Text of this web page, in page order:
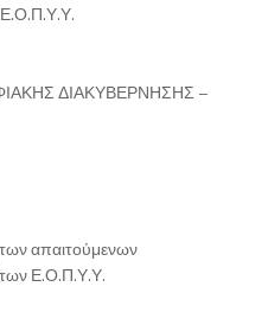
Ε.Ο.Π.Υ.Υ.
ΔΙΑΚΥΒΕΡΝΗΣΗΣ –
απαιτούμενων
Ε.Ο.Π.Υ.Υ.